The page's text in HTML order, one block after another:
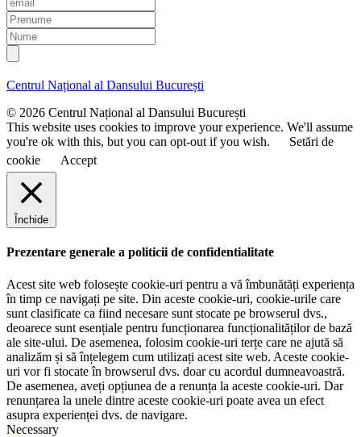
m
a
i
l
P
r
e
n
m
N
u
m
e
Centrul Național al Dansului București
© 2026 Centrul Național al Dansului București
This website uses cookies to improve your experience. We'll assume
you're ok with this, but you can opt-out if you wish.
Setări de
cookie
Accept
Închide
Prezentare generale a politicii de confidentialitate
Acest site web folosește cookie-uri pentru a vă îmbunătăți experiența
în timp ce navigați pe site. Din aceste cookie-uri, cookie-urile care
sunt clasificate ca fiind necesare sunt stocate pe browserul dvs.,
deoarece sunt esențiale pentru funcționarea funcționalităților de bază
ale site-ului. De asemenea, folosim cookie-uri terțe care ne ajută să
analizăm și să înțelegem cum utilizați acest site web. Aceste cookie-
uri vor fi stocate în browserul dvs. doar cu acordul dumneavoastră.
De asemenea, aveți opțiunea de a renunța la aceste cookie-uri. Dar
renunțarea la unele dintre aceste cookie-uri poate avea un efect
asupra experienței dvs. de navigare.
Necessary